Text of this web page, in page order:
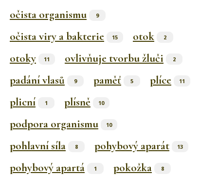
očista organismu 9
očista viry a bakterie 15 otok 2
otoky 11 ovlivňuje tvorbu žluči 2
padání vlasů 9 paměť 5 plíce 11
plicní 1 plísně 10
podpora organismu 10
pohlavní síla 8 pohybový aparát 13
pohybový apartá 1 pokožka 8